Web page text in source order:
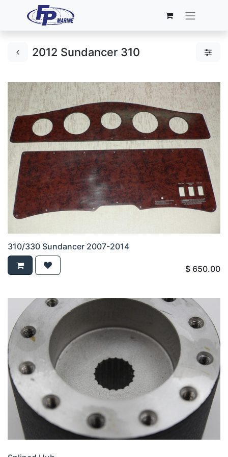
2012 Sundancer 310
310/330 Sundancer 2007-2014
$ 650.00